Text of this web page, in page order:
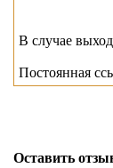
В случае
Постоянная
Оставить